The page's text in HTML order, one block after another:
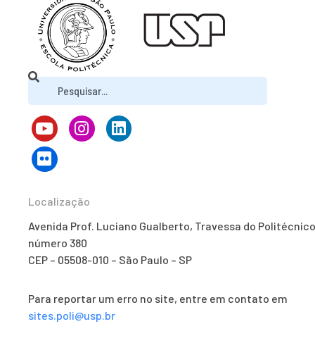
Localização
Avenida Prof. Luciano Gualberto, Travessa do
número 380
CEP – 05508-010 – São Paulo – SP
Para reportar um erro no site, entre em contato em
sites.poli@usp.br